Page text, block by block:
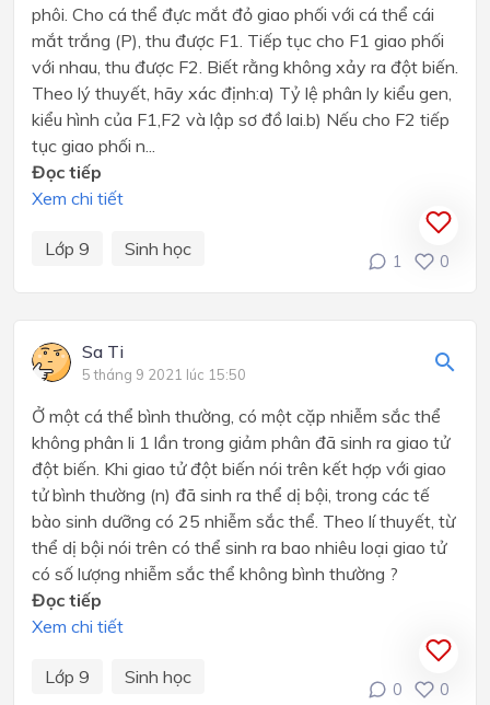
phôi. Cho cá thể đực mắt đỏ giao phối với cá thể cái
mắt trắng (P), thu được F1. Tiếp tục cho F1 giao phối
với nhau, thu được F2. Biết rằng không xảy ra đột biến.
Theo lý thuyết, hãy xác định:a) Tỷ lệ phân ly kiểu gen,
kiểu hình của F1,F2 và lập sơ đồ lai.b) Nếu cho F2 tiếp
tục giao phối n...
Đọc tiếp
Xem chi tiết
Lớp 9 Sinh học
1 0
Sa Ti
5 tháng 9 2021 lúc 15:50
Ở một cá thể bình thường, có một cặp nhiễm sắc thể
không phân li 1 lần trong giảm phân đã sinh ra giao tử
đột biến. Khi giao tử đột biến nói trên kết hợp với giao
tử bình thường (n) đã sinh ra thể dị bội, trong các tế
bào sinh dưỡng có 25 nhiễm sắc thể. Theo lí thuyết, từ
thể dị bội nói trên có thể sinh ra bao nhiêu loại giao tử
có số lượng nhiễm sắc thể không bình thường ?
Đọc tiếp
Xem chi tiết
Lớp 9 Sinh học
0 0